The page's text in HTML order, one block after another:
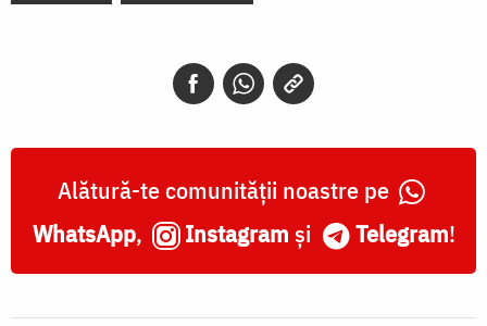
Alătură-te comunității noastre pe
WhatsApp, Instagram și Telegram!